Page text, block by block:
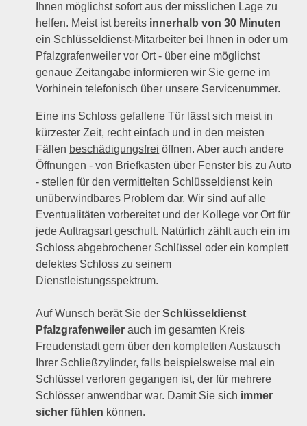
Ihnen möglichst sofort aus der misslichen Lage zu
helfen. Meist ist bereits innerhalb von 30 Minuten
ein Schlüsseldienst-Mitarbeiter bei Ihnen in oder um
Pfalzgrafenweiler vor Ort - über eine möglichst
genaue Zeitangabe informieren wir Sie gerne im
Vorhinein telefonisch über unsere Servicenummer.
Eine ins Schloss gefallene Tür lässt sich meist in
kürzester Zeit, recht einfach und in den meisten
Fällen beschädigungsfrei öffnen. Aber auch andere
Öffnungen - von Briefkasten über Fenster bis zu Auto
- stellen für den vermittelten Schlüsseldienst kein
unüberwindbares Problem dar. Wir sind auf alle
Eventualitäten vorbereitet und der Kollege vor Ort für
jede Auftragsart geschult. Natürlich zählt auch ein im
Schloss abgebrochener Schlüssel oder ein komplett
defektes Schloss zu seinem
Dienstleistungsspektrum.
Auf Wunsch berät Sie derSchlüsseldienst
Pfalzgrafenweiler auch im gesamten Kreis
Freudenstadt gern über den kompletten Austausch
Ihrer Schließzylinder, falls beispielsweise mal ein
Schlüssel verloren gegangen ist, der für mehrere
Schlösser anwendbar war. Damit Sie sich immer
sicher fühlen können.